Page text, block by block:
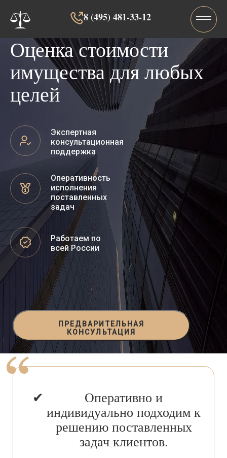
8 (495) 481-33-12‬‬
Оценка стоимости
имущества для любых
целей
Экспертная
консультационная
поддержка
Оперативность
исполнения
поставленных
задач
Работаем по
всей России
ПРЕДВАРИТЕЛЬНАЯ
КОНСУЛЬТАЦИЯ
Оперативно и
индивидуально подходим к
решению поставленных
задач клиентов.